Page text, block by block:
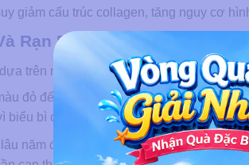
giảm cấu trúc collagen, tăng nguy cơ
Rạn Da Trắng Lâu Năm
trên màu sắc cùng cấu trúc tổn thương:
đỏ đến hồng tím, vùng thương tổn còn
biểu bì còn đang trong quá trình tái tạo
năm đã chuyển sang màu trắng hoặc